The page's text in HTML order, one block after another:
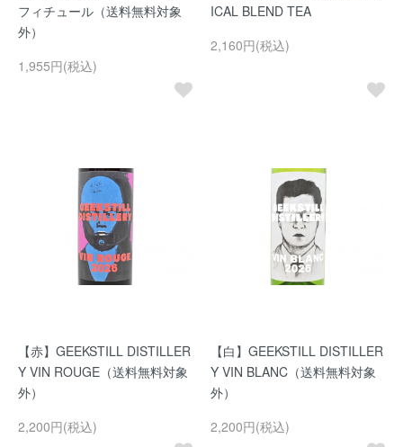
フィチュール（送料無料対象
外）
1,955円(税込)
ICAL BLEND TEA
2,160円(税込)
【赤】GEEKSTILL DISTILLER
Y VIN ROUGE（送料無料対象
外）
2,200円(税込)
【白】GEEKSTILL DISTILLER
Y VIN BLANC（送料無料対象
外）
2,200円(税込)